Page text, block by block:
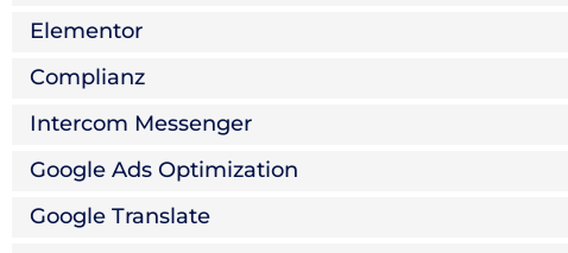
Elementor
Complianz
Intercom Messenger
Google Ads Optimization
Google Translate